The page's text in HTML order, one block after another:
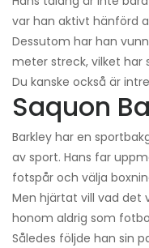
var han aktivt hänförd
Dessutom har han
meter streck, vilket har
Du kanske också är
Saquon
Barkley har en
av sport. Hans far
fotspår och välja
Men hjärtat vill vad det
honom aldrig som
Således följde han sin